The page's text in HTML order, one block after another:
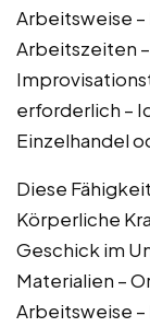
Arbeitsweise
Arbeitszeiten
erforderlich –
Einzelhandel
Diese
Körperliche
Geschick im
Materialien –
Arbeitsweise